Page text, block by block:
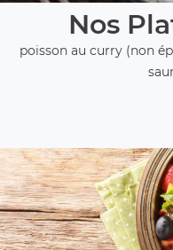
Nos
poisson au curry (non